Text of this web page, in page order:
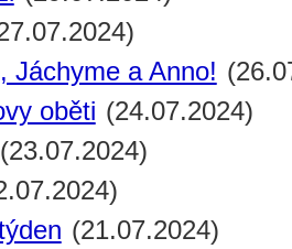
Jáchyme a Anno!
oběti (24.07.2024)
(23.07.2024)
(21.07.2024)